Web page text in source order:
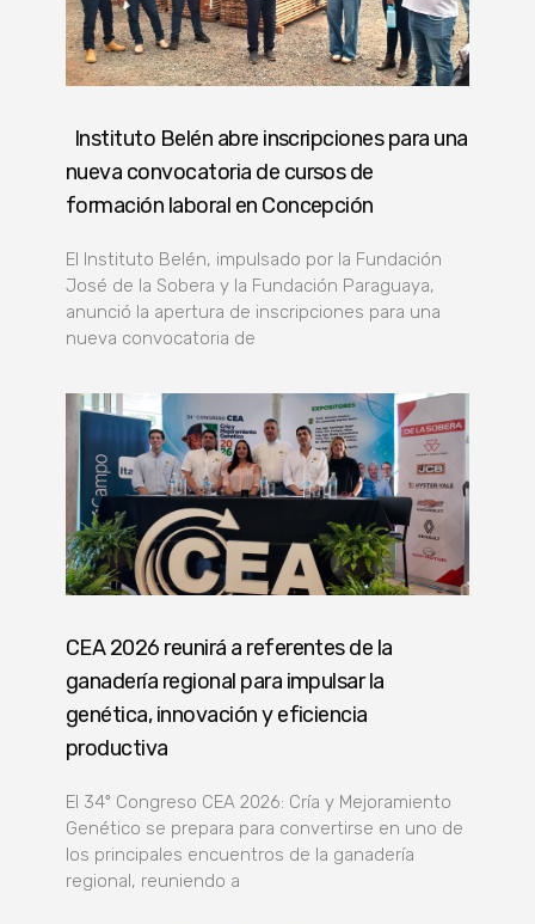
Instituto Belén abre inscripciones para una
nueva convocatoria de cursos de
formación laboral en Concepción
El Instituto Belén, impulsado por la Fundación
José de la Sobera y la Fundación Paraguaya,
anunció la apertura de inscripciones para una
nueva convocatoria de
CEA 2026 reunirá a referentes de la
ganadería regional para impulsar la
genética, innovación y eficiencia
productiva
El 34º Congreso CEA 2026: Cría y Mejoramiento
Genético se prepara para convertirse en uno de
los principales encuentros de la ganadería
regional, reuniendo a